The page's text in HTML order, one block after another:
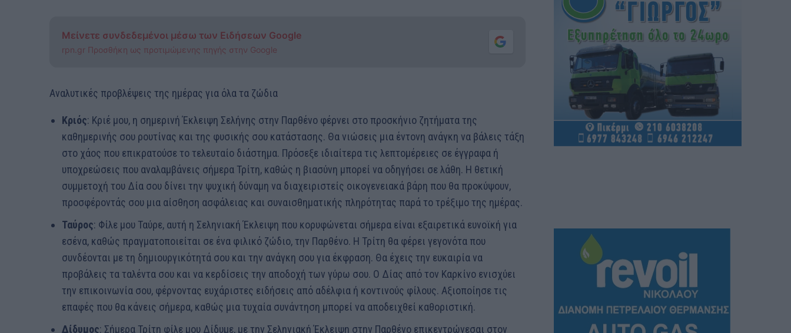
Μείνετε συνδεδεμένοι μέσω των Ειδήσεων Google
rpn.gr Προσθήκη ως προτιμώμενης πηγής στην Google
Αναλυτικές προβλέψεις της ημέρας για όλα τα ζώδια
Κριός: Κριέ μου, η σημερινή Έκλειψη Σελήνης στην Παρθένο φέρνει στο προσκήνιο ζητήματα της
καθημερινής σου ρουτίνας και της φυσικής σου κατάστασης. Θα νιώσεις μια έντονη ανάγκη να βάλεις τάξη
στο χάος που επικρατούσε το τελευταίο διάστημα. Πρόσεξε ιδιαίτερα τις λεπτομέρειες σε έγγραφα ή
υποχρεώσεις που αναλαμβάνεις σήμερα Τρίτη, καθώς η βιασύνη μπορεί να οδηγήσει σε λάθη. Η θετική
συμμετοχή του Δία σου δίνει την ψυχική δύναμη να διαχειριστείς οικογενειακά βάρη που θα προκύψουν,
προσφέροντάς σου μια αίσθηση ασφάλειας και συναισθηματικής πληρότητας παρά το τρέξιμο της ημέρας.
Ταύρος: Φίλε μου Ταύρε, αυτή η Σεληνιακή Έκλειψη που κορυφώνεται σήμερα είναι εξαιρετικά ευνοϊκή για
εσένα, καθώς πραγματοποιείται σε ένα φιλικό ζώδιο, την Παρθένο. Η Τρίτη θα φέρει γεγονότα που
συνδέονται με τη δημιουργικότητά σου και την ανάγκη σου για έκφραση. Θα έχεις την ευκαιρία να
προβάλεις τα ταλέντα σου και να κερδίσεις την αποδοχή των γύρω σου. Ο Δίας από τον Καρκίνο ενισχύει
την επικοινωνία σου, φέρνοντας ευχάριστες ειδήσεις από αδέλφια ή κοντινούς φίλους. Αξιοποίησε τις
επαφές που θα κάνεις σήμερα, καθώς μια τυχαία συνάντηση μπορεί να αποδειχθεί καθοριστική.
Δίδυμος: Σήμερα Τρίτη φίλε μου Δίδυμε, με την Σεληνιακή Έκλειψη στην Παρθένο επικεντρώνεσαι στον